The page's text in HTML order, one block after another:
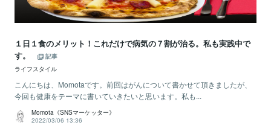
１日１食のメリット！これだけで病気の７割が治る。私も実践中で
す。
記事
ライフスタイル
こんにちは、Momotaです。前回はがんについて書かせて頂きましたが、
今回も健康をテーマに書いていきたいと思います。私も...
Momota《SNSマーケッター》
2022/03/06 13:36